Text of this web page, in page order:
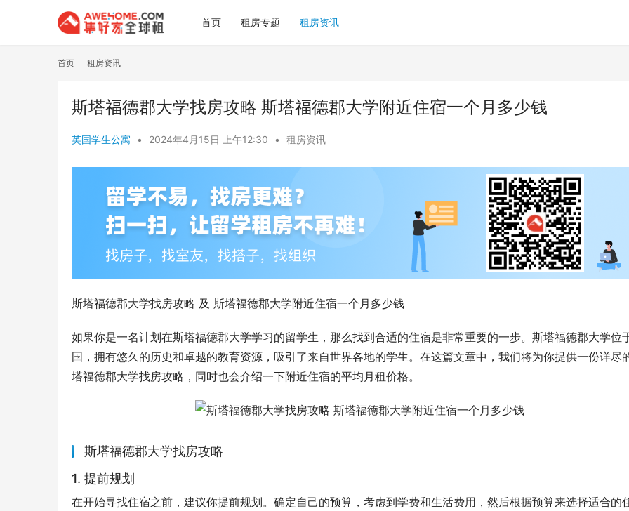
首页 租房专题 租房资讯
首页 租房资讯
斯塔福德郡大学找房攻略 斯塔福德郡大学附近住宿一个月多少钱
英国学生公寓 • 2024年4月15日 上午12:30 • 租房资讯
斯塔福德郡大学找房攻略 及 斯塔福德郡大学附近住宿一个月多少钱
如果你是一名计划在斯塔福德郡大学学习的留学生，那么找到合适的住宿是非常重要的一步。斯塔福德郡大学位
国，拥有悠久的历史和卓越的教育资源，吸引了来自世界各地的学生。在这篇文章中，我们将为你提供一份详尽
塔福德郡大学找房攻略，同时也会介绍一下附近住宿的平均月租价格。
斯塔福德郡大学找房攻略
1. 提前规划
在开始寻找住宿之前，建议你提前规划。确定自己的预算，考虑到学费和生活费用，然后根据预算来选择适合的